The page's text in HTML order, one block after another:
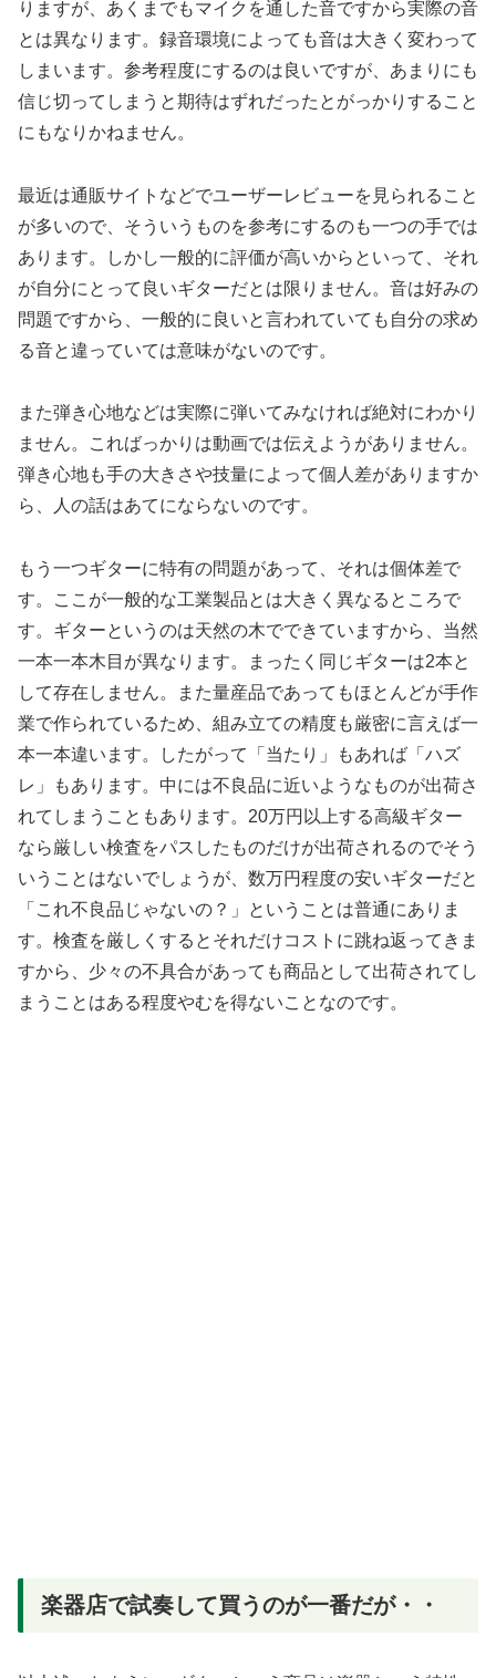
りますが、あくまでもマイクを通した音ですから実際の音
とは異なります。録音環境によっても音は大きく変わって
しまいます。参考程度にするのは良いですが、あまりにも
信じ切ってしまうと期待はずれだったとがっかりすること
にもなりかねません。
最近は通販サイトなどでユーザーレビューを見られること
が多いので、そういうものを参考にするのも一つの手では
あります。しかし一般的に評価が高いからといって、それ
が自分にとって良いギターだとは限りません。音は好みの
問題ですから、一般的に良いと言われていても自分の求め
る音と違っていては意味がないのです。
また弾き心地などは実際に弾いてみなければ絶対にわかり
ません。こればっかりは動画では伝えようがありません。
弾き心地も手の大きさや技量によって個人差がありますか
ら、人の話はあてにならないのです。
もう一つギターに特有の問題があって、それは個体差で
す。ここが一般的な工業製品とは大きく異なるところで
す。ギターというのは天然の木でできていますから、当然
一本一本木目が異なります。まったく同じギターは2本と
して存在しません。また量産品であってもほとんどが手作
業で作られているため、組み立ての精度も厳密に言えば一
本一本違います。したがって「当たり」もあれば「ハズ
レ」もあります。中には不良品に近いようなものが出荷さ
れてしまうこともあります。20万円以上する高級ギター
なら厳しい検査をパスしたものだけが出荷されるのでそう
いうことはないでしょうが、数万円程度の安いギターだと
「これ不良品じゃないの？」ということは普通にありま
す。検査を厳しくするとそれだけコストに跳ね返ってきま
すから、少々の不具合があっても商品として出荷されてし
まうことはある程度やむを得ないことなのです。
楽器店で試奏して買うのが一番だが・・